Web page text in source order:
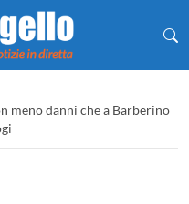
meno danni che a Barberino